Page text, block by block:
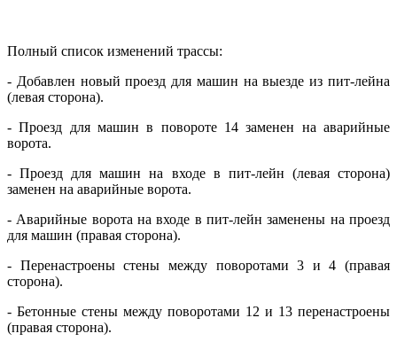
Полный список изменений трассы:
- Добавлен новый проезд для машин на выезде из пит-лейна
(левая сторона).
- Проезд для машин в повороте 14 заменен на аварийные
ворота.
- Проезд для машин на входе в пит-лейн (левая сторона)
заменен на аварийные ворота.
- Аварийные ворота на входе в пит-лейн заменены на проезд
для машин (правая сторона).
- Перенастроены стены между поворотами 3 и 4 (правая
сторона).
- Бетонные стены между поворотами 12 и 13 перенастроены
(правая сторона).